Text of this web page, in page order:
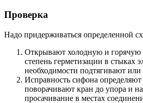
Проверка
Надо придерживаться определенной
Открывают холодную и горячую
степень герметизации в стыках
необходимости подтягивают
Исправность сифона
поворачивают кран до упора и
просачивание в местах